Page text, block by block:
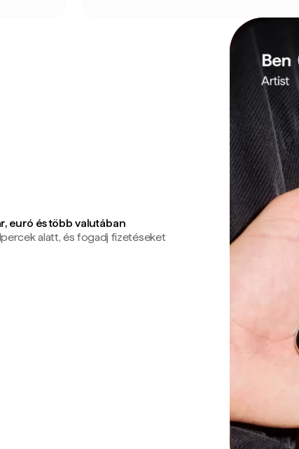
euró és több valutában
alatt, és fogadj fizetéseket